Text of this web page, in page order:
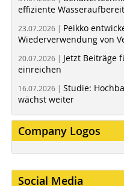
effiziente
23.07.2026 | Peikko
Wiederverwendung von
20.07.2026 | Jetzt Beiträge
einreichen
16.07.2026 | Studie:
wächst weiter
Company Logos
Social Media